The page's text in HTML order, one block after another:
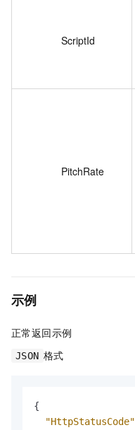
ScriptId
PitchRate
示例
正常返回示例
JSON 格式
{
"HttpStatusCode"